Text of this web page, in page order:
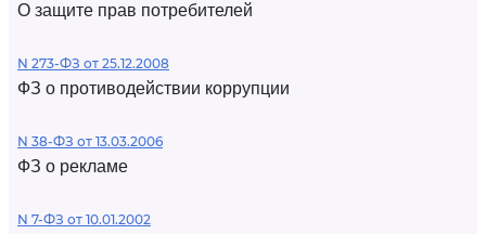
О защите прав потребителей
N 273-ФЗ от 25.12.2008
ФЗ о противодействии коррупции
N 38-ФЗ от 13.03.2006
ФЗ о рекламе
N 7-ФЗ от 10.01.2002